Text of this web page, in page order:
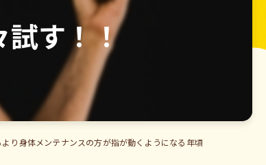
す！！
身体メンテナンスの方が指が動くようになる年頃